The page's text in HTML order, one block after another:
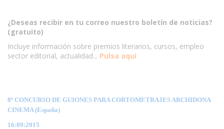
¿Deseas recibir en tu correo nuestro boletín de noticias?
(gratuito)
Incluye información sobre premios literarios, cursos, empleo
sector editorial, actualidad... Pulsa aqui
8º CONCURSO DE GUIONES PARA CORTOMETRAJES ARCHIDONA
CINEMA (España)
16:09:2015